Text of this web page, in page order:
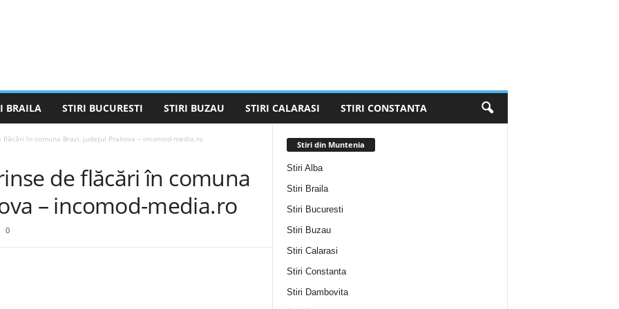
BRAILA STIRI BUCURESTI STIRI BUZAU STIRI CALARASI STIRI CONSTANTA
în comuna Brazi, județul Prahova – incomod-media.ro
de flăcări în comuna
– incomod-media.ro
0
Stiri din Muntenia
Stiri Alba
Stiri Braila
Stiri Bucuresti
Stiri Buzau
Stiri Calarasi
Stiri Constanta
Stiri Dambovita